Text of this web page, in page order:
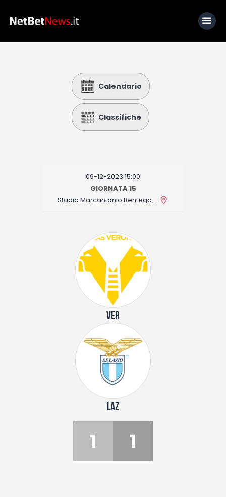
Calcio
Basket
Fantacalcio
I consigli di Giulia
Calendario
Classifiche
09-12-2023 15:00
GIORNATA 15
Stadio Marcantonio Bentegodi
VER
LAZ
1 1